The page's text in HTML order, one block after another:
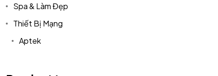
Spa & Làm Đẹp
Thiết Bị Mạng
Aptek